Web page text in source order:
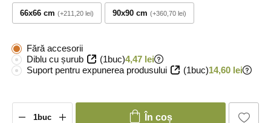
66x66 cm +211,20 lei 90x90 cm +360,70 lei
Fără accesorii
Diblu cu șurub
(1buc)4,47 lei
Suport pentru expunerea produsului
(1buc)14,60 lei
În coș